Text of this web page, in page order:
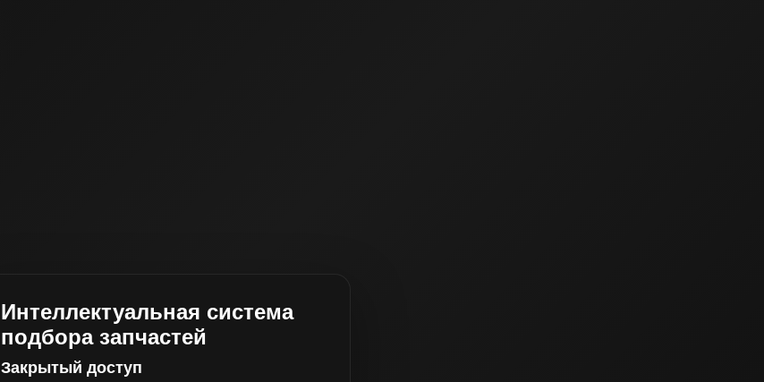
Интеллектуальная система
подбора запчастей
Закрытый доступ